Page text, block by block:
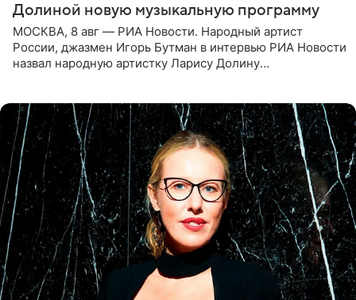
Долиной новую музыкальную программу
МОСКВА, 8 авг — РИА Новости. Народный артист
России, джазмен Игорь Бутман в интервью РИА Новости
назвал народную артистку Ларису Долину